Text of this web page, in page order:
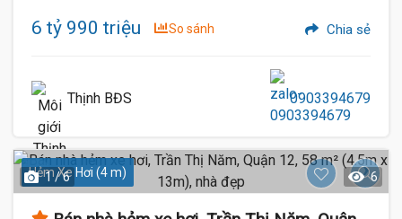
6 tỷ 990 triệu So sánh Chia sẻ
Thịnh BĐS 0903394679
Hẻm Xe Hơi (4 m)
1 / 6 6